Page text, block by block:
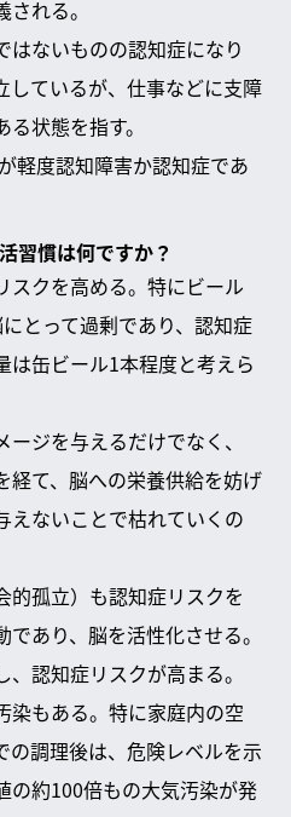
れる。
ないものの認知症になり
しているが、仕事などに支障
状態を指す。
軽度認知障害か認知症であ
習慣は何ですか？
スクを高める。特にビール
とって過剰であり、認知症
は缶ビール1本程度と考えら
ジを与えるだけでなく、
経て、脳への栄養供給を妨げ
えないことで枯れていくの
的孤立）も認知症リスクを
あり、脳を活性化させる。
認知症リスクが高まる。
染もある。特に家庭内の空
調理後は、危険レベルを示
の約100倍もの大気汚染が発